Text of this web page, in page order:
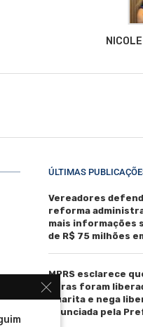
ÚLTIMAS
Vereadores
reforma
mais informações
de R$ 75 milhões
MPRS esclarece
obras foram
Guarita e nega
anunciada pela